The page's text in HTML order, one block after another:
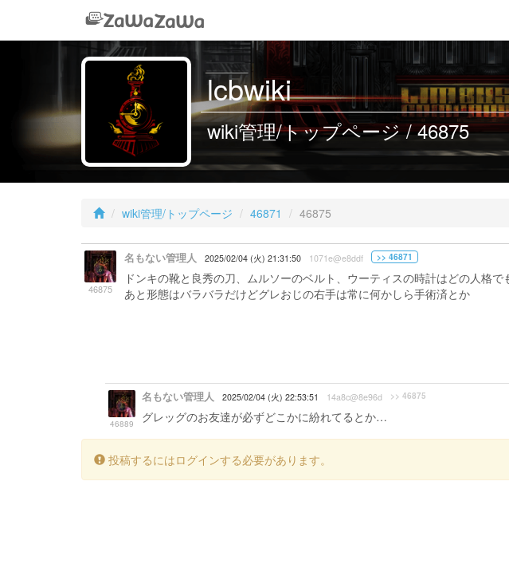
lcbwiki
wiki管理/トップページ / 46875
wiki管理/トップページ 46871 46875
46875
名もない管理人 2025/02/04 (火) 21:31:50 1071e@e8ddf >> 46871
ドンキの靴と良秀の刀、ムルソーのベルト、ウーティスの時計はどの人格で
あと形態はバラバラだけどグレおじの右手は常に何かしら手術済とか
46889
名もない管理人 2025/02/04 (火) 22:53:51 14a8c@8e96d >> 46875
グレッグのお友達が必ずどこかに紛れてるとか…
投稿するにはログインする必要があります。